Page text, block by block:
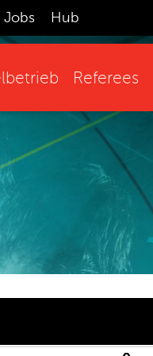
Jobs Hub
Referees